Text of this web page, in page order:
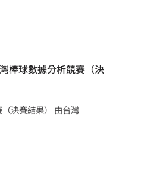
棒球數據分析競賽（決
決賽結果） 由台灣